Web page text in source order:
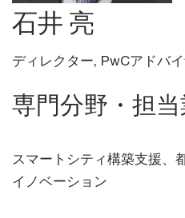
石井 亮
ディレクター, PwCアドバ
専門分野・担
スマートシティ構築支援、
イノベーション